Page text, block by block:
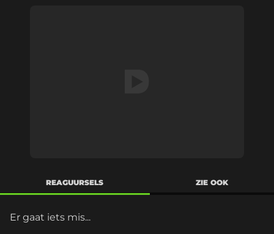
REAGUURSELS ZIE OOK
Er gaat iets mis...